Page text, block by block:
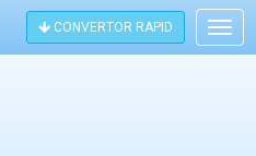
CONVERTOR RAPID